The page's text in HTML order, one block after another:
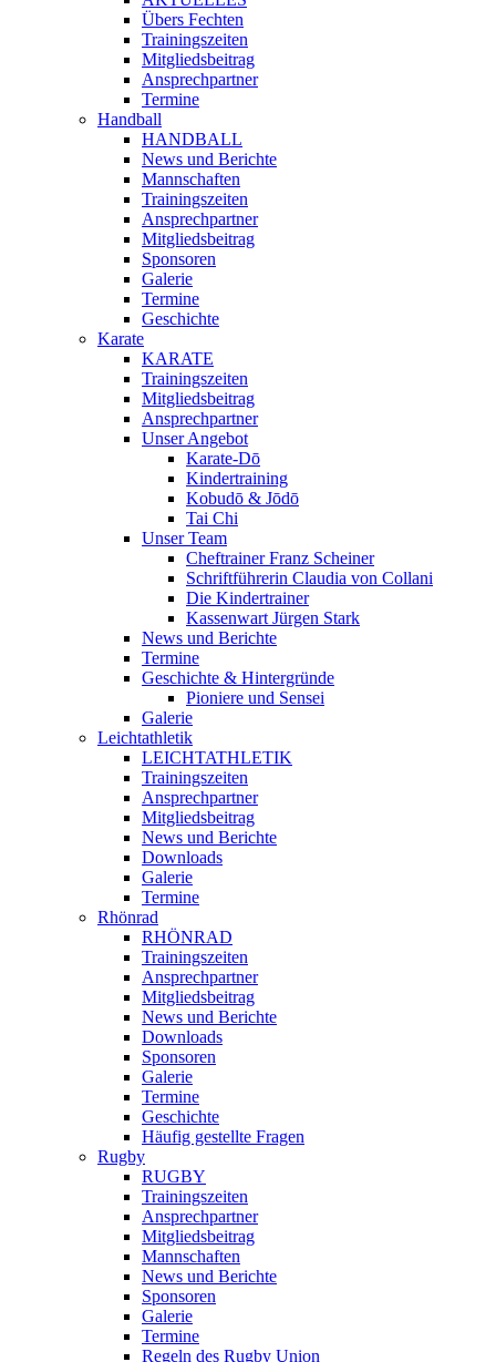
Übers Fechten
Trainingszeiten
Mitgliedsbeitrag
Ansprechpartner
Termine
Handball
HANDBALL
News und Berichte
Mannschaften
Trainingszeiten
Ansprechpartner
Mitgliedsbeitrag
Sponsoren
Galerie
Termine
Geschichte
Karate
KARATE
Trainingszeiten
Mitgliedsbeitrag
Ansprechpartner
Unser Angebot
Karate-Dō
Kindertraining
Kobudō & Jōdō
Tai Chi
Unser Team
Cheftrainer Franz Scheiner
Schriftführerin Claudia von Collani
Die Kindertrainer
Kassenwart Jürgen Stark
News und Berichte
Termine
Geschichte & Hintergründe
Pioniere und Sensei
Galerie
Leichtathletik
LEICHTATHLETIK
Trainingszeiten
Ansprechpartner
Mitgliedsbeitrag
News und Berichte
Downloads
Galerie
Termine
Rhönrad
RHÖNRAD
Trainingszeiten
Ansprechpartner
Mitgliedsbeitrag
News und Berichte
Downloads
Sponsoren
Galerie
Termine
Geschichte
Häufig gestellte Fragen
Rugby
RUGBY
Trainingszeiten
Ansprechpartner
Mitgliedsbeitrag
Mannschaften
News und Berichte
Sponsoren
Galerie
Termine
Regeln des Rugby Union